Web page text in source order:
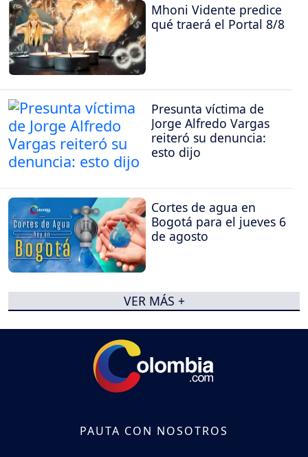
Mhoni Vidente predice
qué traerá el Portal 8/8
Presunta víctima de
Jorge Alfredo Vargas
reiteró su denuncia:
esto dijo
Cortes de agua en
Bogotá para el jueves 6
de agosto
VER MÁS +
PAUTA CON NOSOTROS